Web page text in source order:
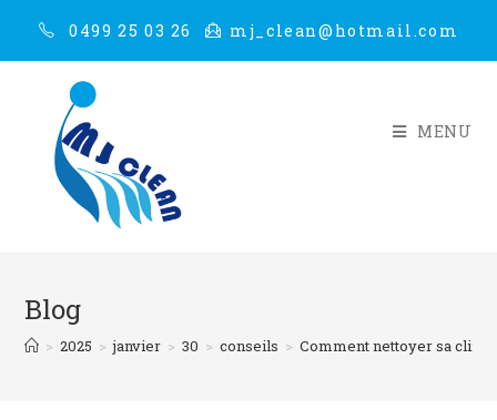
0499 25 03 26 mj_clean@hotmail.com
MENU
Blog
> 2025 > janvier > 30 > conseils > Comment nettoyer sa